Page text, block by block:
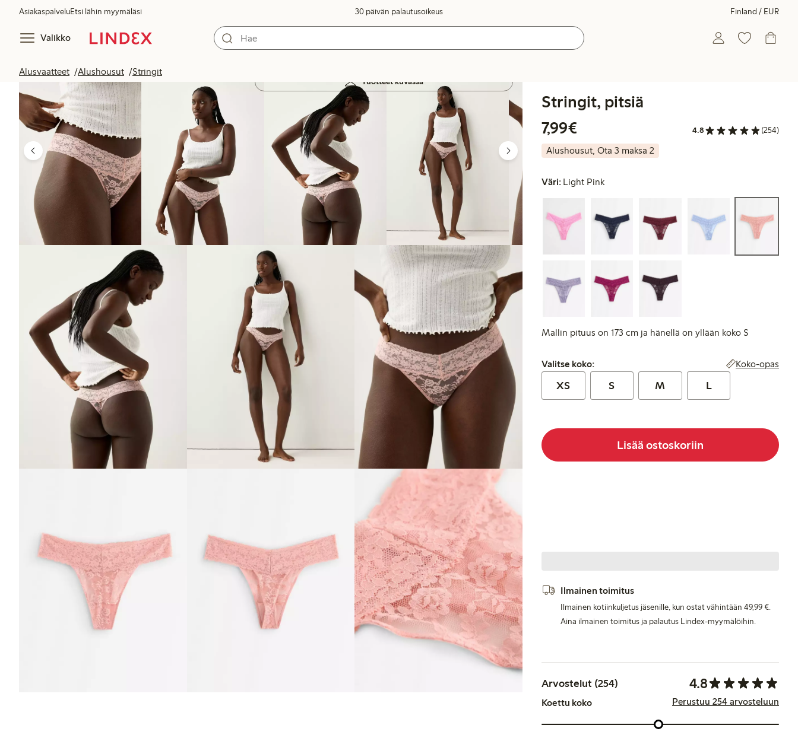
AsiakaspalveluEtsi lähin myymäläsi 30 päivän palautusoikeus Finland / EUR
Valikko
Alusvaatteet Alushousut Stringit
Tuotteet kuvassa
Stringit, pitsiä
7,99€
4.8 (254)
Alushousut, Ota 3 maksa 2
Väri: Light Pink
Mallin pituus on 173 cm ja hänellä on yllään koko S
Valitse koko:
Valitse koko: Koko-opas
XS S M L
Lisää ostoskoriin
Ilmainen toimitus
Ilmainen kotiinkuljetus jäsenille, kun ostat vähintään 49,99 €.
Aina ilmainen toimitus ja palautus Lindex-myymälöihin.
Arvostelut (254) 4.8
Koettu koko Perustuu 254 arvosteluun